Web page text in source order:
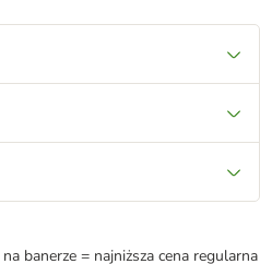
banerze = najniższa cena regularna